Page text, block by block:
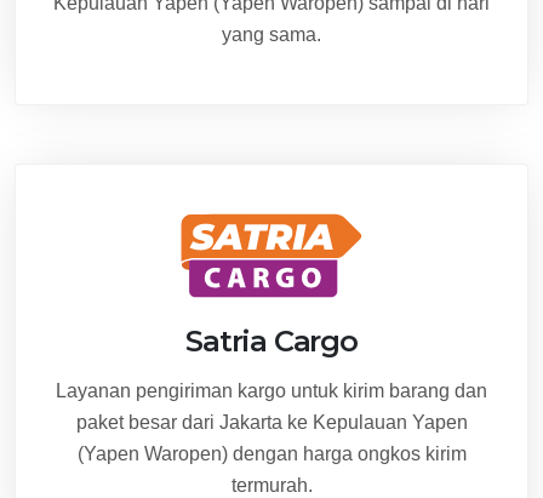
yang sama.
Satria Cargo
Layanan pengiriman kargo untuk kirim barang dan
paket besar dari Jakarta ke Kepulauan Yapen
(Yapen Waropen) dengan harga ongkos kirim
termurah.